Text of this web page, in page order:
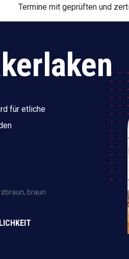
Termine mit geprüften und
für etliche
braun